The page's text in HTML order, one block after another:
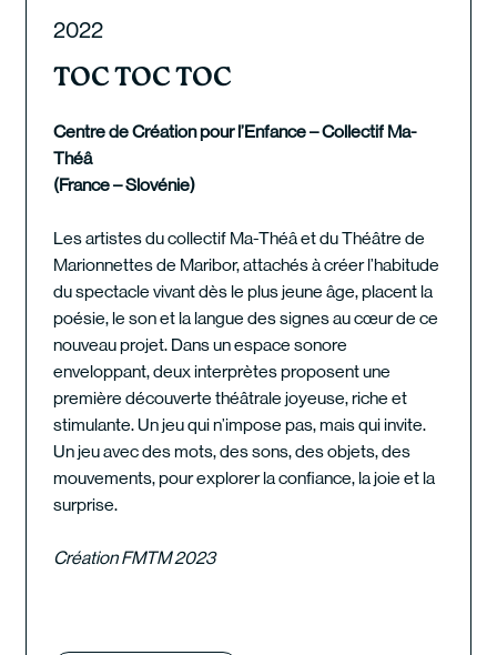
2022
TOC TOC TOC
Centre de Création pour l’Enfance – Collectif Ma-
Théâ
(France – Slovénie)
Les artistes du collectif Ma-Théâ et du Théâtre de
Marionnettes de Maribor, attachés à créer l’habitude
du spectacle vivant dès le plus jeune âge, placent la
poésie, le son et la langue des signes au cœur de ce
nouveau projet. Dans un espace sonore
enveloppant, deux interprètes proposent une
première découverte théâtrale joyeuse, riche et
stimulante. Un jeu qui n’impose pas, mais qui invite.
Un jeu avec des mots, des sons, des objets, des
mouvements, pour explorer la confiance, la joie et la
surprise.
Création FMTM 2023